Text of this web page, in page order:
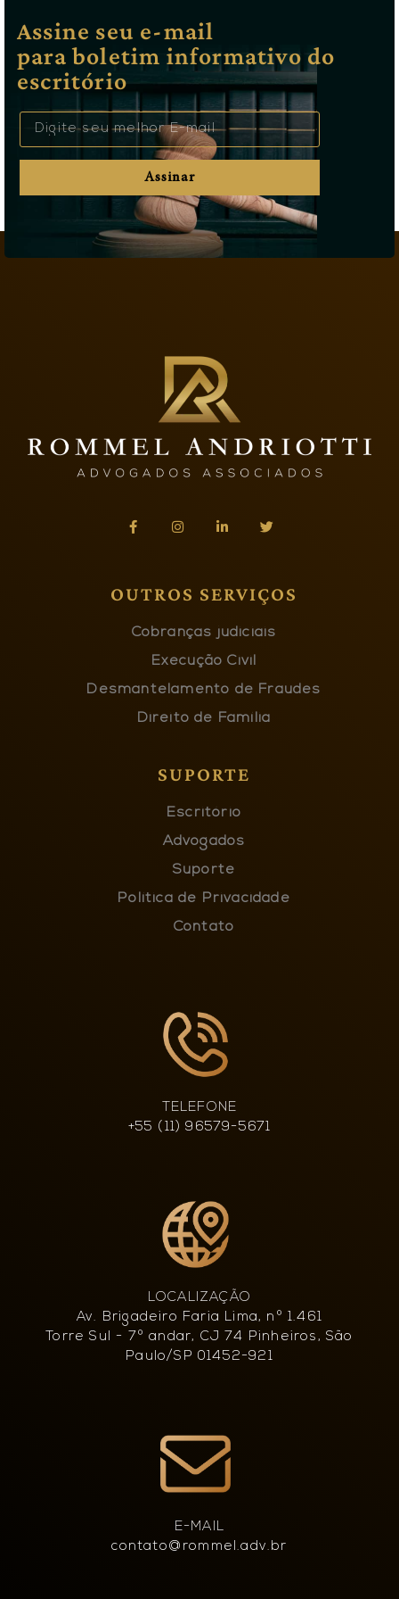
Assine seu e-mail
para boletim informativo do
escritório
Assinar
OUTROS SERVIÇOS
Cobranças judiciais
Execução Civil
Desmantelamento de Fraudes
Direito de Família
SUPORTE
Escritório
Advogados
Suporte
Política de Privacidade
Contato
TELEFONE
+55 (11) 96579-5671
LOCALIZAÇÃO
Av. Brigadeiro Faria Lima, nº 1.461
Torre Sul - 7º andar, CJ 74 Pinheiros, São
Paulo/SP 01452-921
E-MAIL
contato@rommel.adv.br